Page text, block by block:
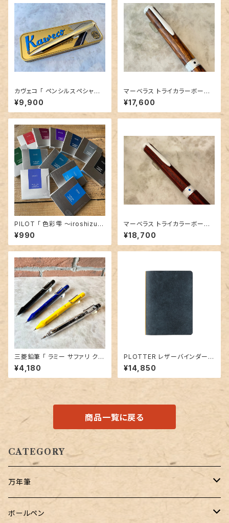
カヴェコ 「 ペンシルスペシャル
（0.5 ブラス）」
¥9,900
マーベラス トライカラーボール
ペン【ホンジュラスローズウッド
バーズアイ 】③
¥17,600
PILOT 「 色彩雫 ～iroshizuk
u～ 万年筆用カートリッジイン
¥990
マーベラス トライカラーボール
ペン【ココボロ】③
¥18,700
三菱鉛筆 「 ラミー サファリ クル
トガインサイド 」／0.5シャープ
ペンシル
¥4,180
PLOTTER レザーバインダー5
001「プエブロ（ネイビー）」ミニ
サイズ／6穴リング
¥14,850
商品一覧に戻る
CATEGORY
万年筆
Pelikan（ペリカン）
ボールペン